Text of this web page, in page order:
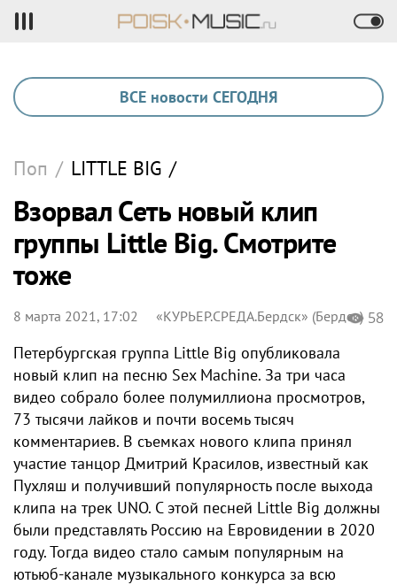
ВСЕ новости СЕГОДНЯ
Поп / LITTLE BIG /
Взорвал Сеть новый клип
группы Little Big. Смотрите
тоже
8 марта 2021, 17:02 «КУРЬЕР.СРЕДА.Бердск» (Бердск) 58
Петербургская группа Little Big опубликовала
новый клип на песню Sex Machine. За три часа
видео собрало более полумиллиона просмотров,
73 тысячи лайков и почти восемь тысяч
комментариев. В съемках нового клипа принял
участие танцор Дмитрий Красилов, известный как
Пухляш и получивший популярность после выхода
клипа на трек UNO. С этой песней Little Big должны
были представлять Россию на Евровидении в 2020
году. Тогда видео стало самым популярным на
ютьюб-канале музыкального конкурса за всю